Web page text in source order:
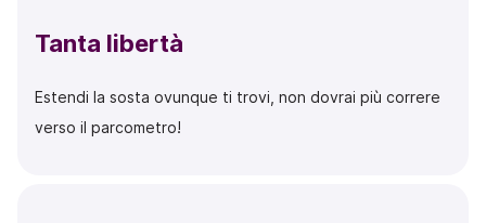
Tanta libertà
Estendi la sosta ovunque ti trovi, non dovrai più correre
verso il parcometro!